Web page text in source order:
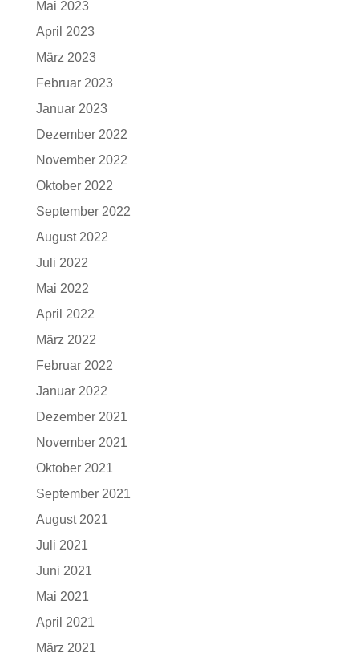
Mai 2023
April 2023
März 2023
Februar 2023
Januar 2023
Dezember 2022
November 2022
Oktober 2022
September 2022
August 2022
Juli 2022
Mai 2022
April 2022
März 2022
Februar 2022
Januar 2022
Dezember 2021
November 2021
Oktober 2021
September 2021
August 2021
Juli 2021
Juni 2021
Mai 2021
April 2021
März 2021